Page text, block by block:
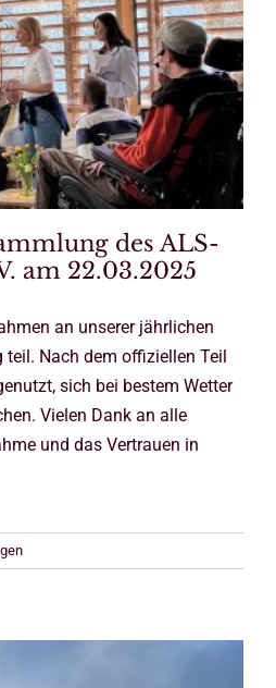
des ALS-
am 22.03.2025
an unserer jährlichen
Nach dem offiziellen Teil
sich bei bestem Wetter
Vielen Dank an alle
und das Vertrauen in